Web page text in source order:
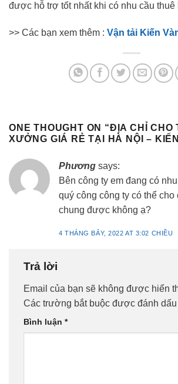
được hỗ trợ tốt nhất khi có nhu cầu
>> Các bạn xem thêm : Vận tải Kiến
ONE THOUGHT ON “ĐỊA CHỈ CHO
XƯỞNG GIÁ RẺ TẠI HÀ NỘI –
Phương says:
Bên công ty em đang có
quý công công ty có thể cho
chung được không ạ?
4 THÁNG BẢY, 2022 AT 3:02 CHIỀU
Trả lời
Email của bạn sẽ không được hiển
Các trường bắt buộc được đánh dấu
Bình luận *